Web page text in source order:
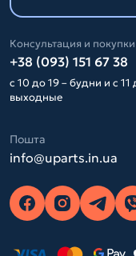
Консультация и покупки
+38 (093) 151 67 38
с 10 до 19 – будни и с 11
выходные
Пошта
info@uparts.in.ua